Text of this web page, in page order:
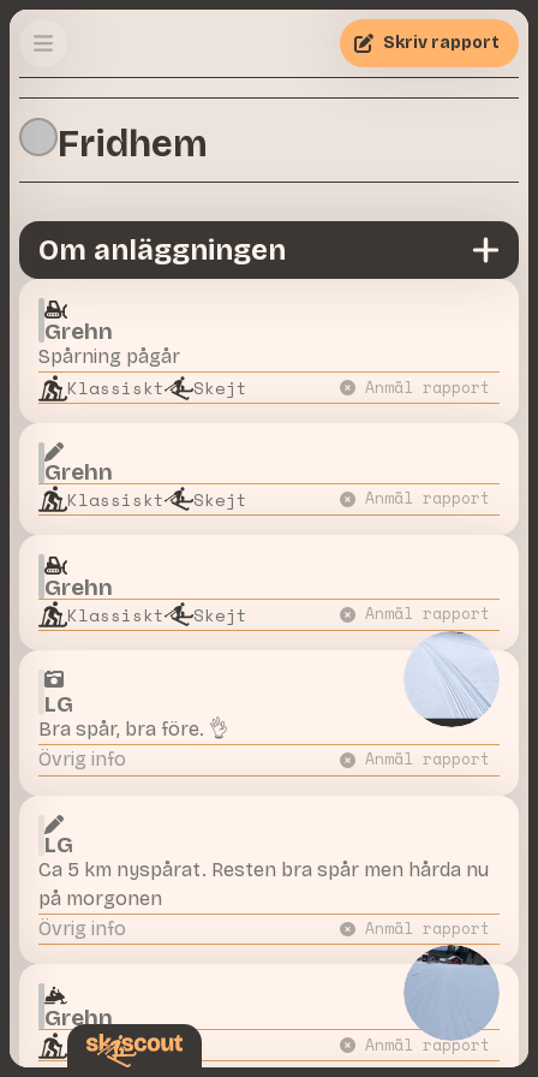
Fridhem
Skriv rapport
Grehn
Spårning pågår
Klassiskt Skejt Anmäl rapport
Grehn
Klassiskt Skejt Anmäl rapport
Grehn
Klassiskt Skejt Anmäl rapport
LG
Bra spår, bra före. 👌
Övrig info
Anmäl rapport
LG
Ca 5 km nyspårat. Resten bra spår men hårda nu
på morgonen
Övrig info
Anmäl rapport
Grehn
Klassiskt Anmäl rapport
Om anläggningen